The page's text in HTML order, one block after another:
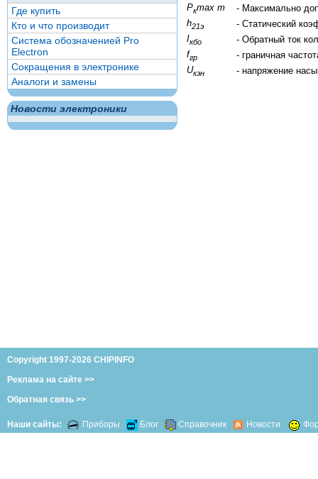
Где купить
Кто и что производит
Система обозначенией Pro
Electron
Сокращения в электронике
Аналоги и замены
Новости электроники
Pкmax т
- Максимально
h21э
- Статический
Iкбо
- Обратный ток
fгр
- граничная
Uкэн - напряжение
Copyright 1997-2026 CHIPINFO
Реклама на сайте >>
Обратная связь >>
Наши сайты: Приборы Блог Справочник Новости